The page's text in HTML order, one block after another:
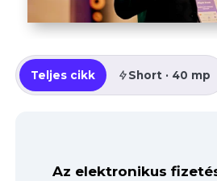
Teljes cikk Short · 40 mp
Az elektronikus